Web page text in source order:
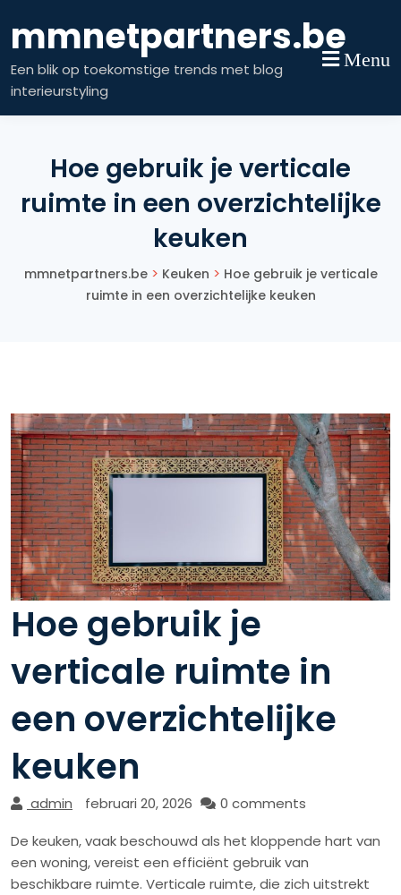
to
content
mmnetpartners.be
Een blik op toekomstige trends met blog
interieurstyling
Menu
Hoe gebruik je verticale
ruimte in een overzichtelijke
keuken
mmnetpartners.be> Keuken > Hoe gebruik je verticale
ruimte in een overzichtelijke keuken
Hoe gebruik je
verticale ruimte in
een overzichtelijke
keuken
admin februari 20, 2026
0 comments
De keuken, vaak beschouwd als het kloppende hart van
een woning, vereist een efficiënt gebruik van
beschikbare ruimte. Verticale ruimte, die zich uitstrekt